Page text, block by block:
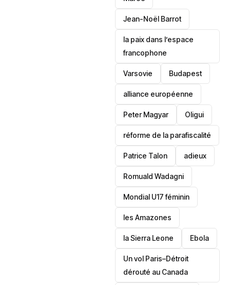
Jean-Noël Barrot
la paix dans l’espace
francophone
‎Varsovie Budapest
alliance européenne
Peter Magyar Oligui
réforme de la parafiscalité
Patrice Talon adieux
Romuald Wadagni
Mondial U17 féminin
les Amazones
la Sierra Leone ‎Ebola
Un vol Paris–Détroit
dérouté au Canada